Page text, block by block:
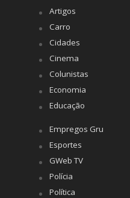
Artigos
Carro
Cidades
Cinema
Colunistas
Economia
Educação
Empregos Gru
Esportes
GWeb TV
Polícia
Política